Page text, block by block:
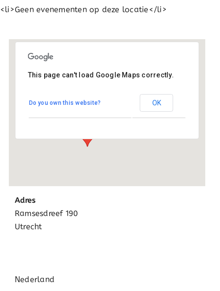
<li>Geen evenementen op deze locatie</li>
Johannes school
Ramsesdreef 190 - Utrecht
This page can't load Google Maps correctly.
Do you own this website? OK
Adres
Ramsesdreef 190
Utrecht
Nederland